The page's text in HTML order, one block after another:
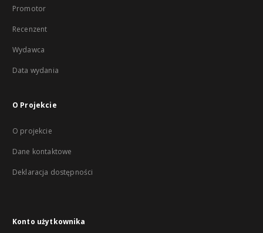
Promotor
Recenzent
Wydawca
Data wydania
O Projekcie
O projekcie
Dane kontaktowe
Deklaracja dostępności
Konto użytkownika